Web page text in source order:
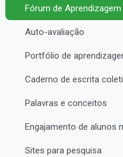
Fórum de Aprendizagem
Auto-avaliação
Portfólio de
Caderno de escrita
Palavras e conceitos
Sites para pesquisa